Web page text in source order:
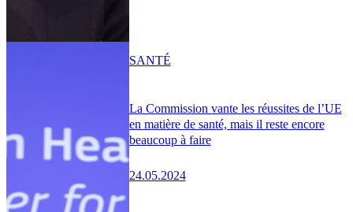
La Commission vante les réussites de l’UE
en matière de santé, mais il reste encore
beaucoup à faire
24.05.2024
SANTÉ